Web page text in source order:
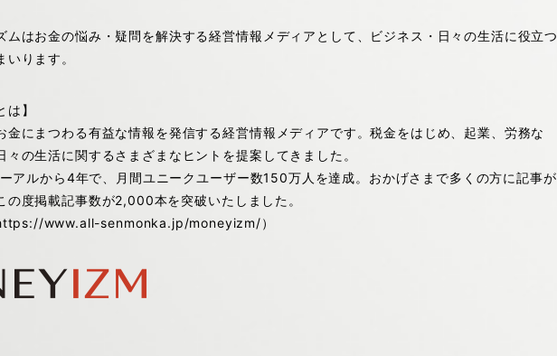
ムはお金の悩み・疑問を解決する経営情報メディアとして、ビジネス・日々の生活に役立つ
ります。
は】
金にまつわる有益な情報を発信する経営情報メディアです。税金をはじめ、起業、労務な
々の生活に関するさまざまなヒントを提案してきました。
アルから4年で、月間ユニークユーザー数150万人を達成。おかげさまで多くの方に記事が
の度掲載記事数が2,000本を突破いたしました。
www.all-senmonka.jp/moneyizm/）